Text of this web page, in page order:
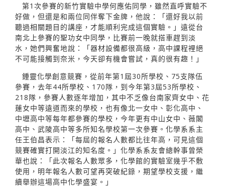
第1次參賽的新竹實驗中學何應佑同學，雖然直呼實驗不
好做，但還是和兩位同伴奪下金牌，他說：「還好我以前
聽過相關題目的講座，才能順利完成這個實驗。」遠從台
南北上參賽的聖功女中同學，比賽前一晚就搭車趕到淡
水，她們興奮地說：「器材設備都很高級，高中課程裡絕
不可能接觸到奈米，今天卻有機會嘗試，真的很有趣！」
鍾靈化學創意競賽，從前年第1屆30所學校、75支隊伍
參賽，去年44所學校、170隊，到今年第3屆53所學校、
218隊，參賽人數逐年增加，其中不乏像台南家齊女中、花
蓮女中等遠道而來的學校，也有像北一女中、彰化高中、
中壢高中等每年都參賽的學校，今年更有中山女中、薇閣
高中、武陵高中等多所知名學校第一次參賽。化學系系主
任王伯昌表示：「每屆的報名人數都比往年高，可見這個
競賽確實打開淡江的知名度。」化學系系友會總幹事曾榮
華也說：「此次報名人數眾多，化學館的實驗室幾乎不敷
使用，明年報名人數可望再突破紀錄，期望學校支援，繼
續舉辦這場高中化學盛宴。」